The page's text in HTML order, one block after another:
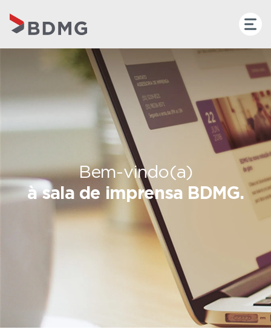
Bem-vindo(a)
à sala de imprensa BDMG.